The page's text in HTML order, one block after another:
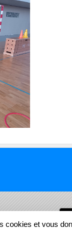
cookies et vous